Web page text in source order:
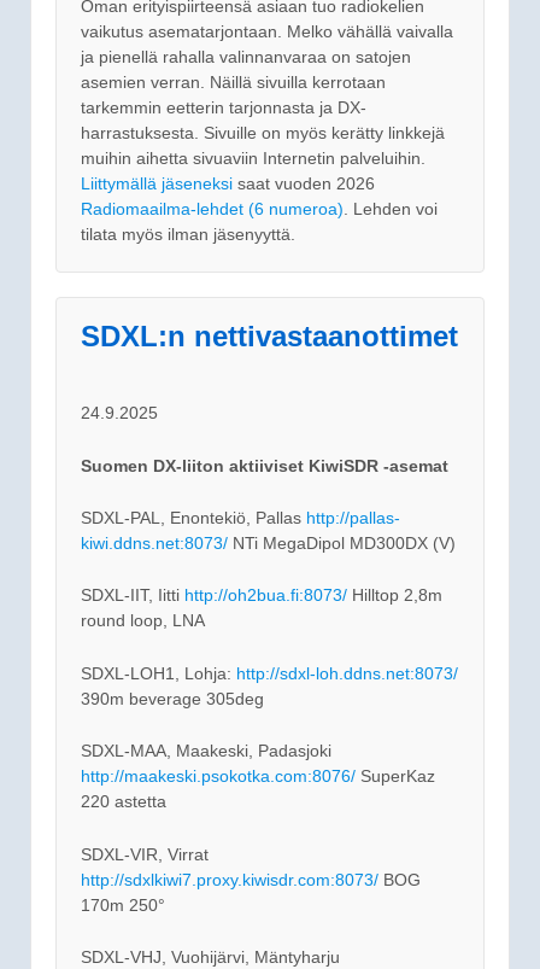
Oman erityispiirteensä asiaan tuo radiokelien
vaikutus asematarjontaan. Melko vähällä vaivalla
ja pienellä rahalla valinnanvaraa on satojen
asemien verran. Näillä sivuilla kerrotaan
tarkemmin eetterin tarjonnasta ja DX-
harrastuksesta. Sivuille on myös kerätty linkkejä
muihin aihetta sivuaviin Internetin palveluihin.
Liittymällä jäseneksi saat vuoden 2026
Radiomaailma-lehdet (6 numeroa) . Lehden voi
tilata myös ilman jäsenyyttä.
SDXL:n nettivastaanottimet
24.9.2025
Suomen DX-liiton aktiiviset KiwiSDR -asemat
SDXL-PAL, Enontekiö, Pallas http://pallas-
kiwi.ddns.net:8073/ NTi MegaDipol MD300DX (V)
SDXL-IIT, Iitti http://oh2bua.fi:8073/ Hilltop 2,8m
round loop, LNA
SDXL-LOH1, Lohja: http://sdxl-loh.ddns.net:8073/
390m beverage 305deg
SDXL-MAA, Maakeski, Padasjoki
http://maakeski.psokotka.com:8076/ SuperKaz
220 astetta
SDXL-VIR, Virrat
http://sdxlkiwi7.proxy.kiwisdr.com:8073/ BOG
170m 250°
SDXL-VHJ, Vuohijärvi, Mäntyharju